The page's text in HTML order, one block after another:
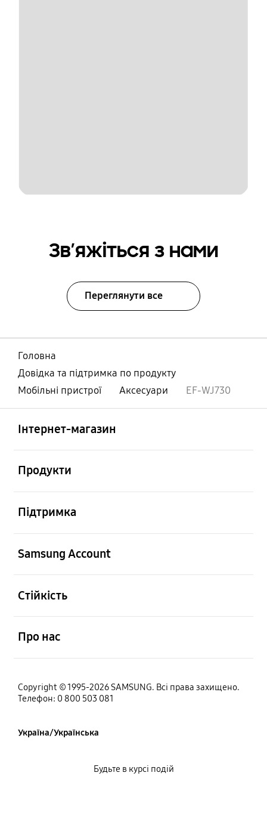
Зв’яжіться з нами
Переглянути все
Головна
Довідка та підтримка по продукту
Мобільні пристрої
Аксесуари EF-WJ730
Інтернет-магазин
Продукти
Підтримка
Samsung Account
Стійкість
Про нас
Copyright © 1995-2026 SAMSUNG. Всі права захищено.
Телефон: 0 800 503 081
Україна/Українська
Будьте в курсі подій